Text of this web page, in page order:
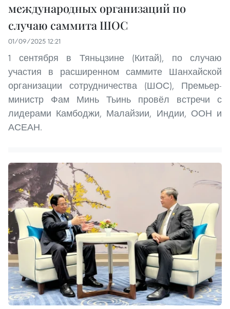
международных организаций по
случаю саммита ШОС
01/09/2025 12:21
1 сентября в Тяньцзине (Китай), по случаю
участия в расширенном саммите Шанхайской
организации сотрудничества (ШОС), Премьер-
министр Фам Минь Тьинь провёл встречи с
лидерами Камбоджи, Малайзии, Индии, ООН и
АСЕАН.